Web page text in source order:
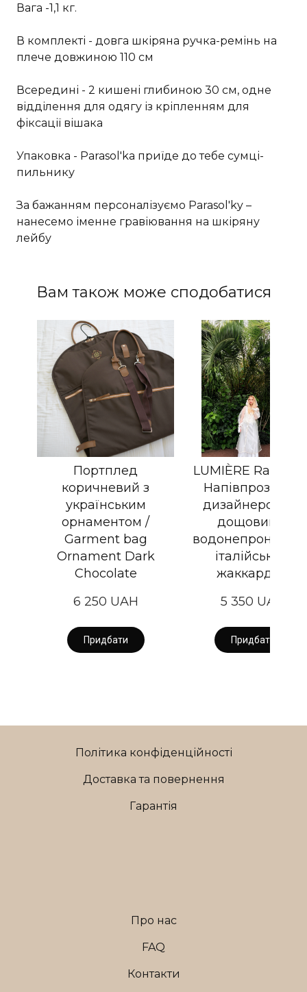
Вага -1,1 кг.
В комплекті - довга шкіряна ручка-ремінь на
плече довжиною 110 см
Всередині - 2 кишені глибиною 30 см, одне
відділення для одягу із кріпленням для
фіксації вішака
Упаковка - Parasol'ka приїде до тебе сумці-
пильнику
За бажанням персоналізуємо Parasol'ky –
нанесемо іменне гравіювання на шкіряну
лейбу
Вам також може сподобатися
Портплед
коричневий з
українським
орнаментом /
Garment bag
Ornament Dark
Chocolate
6 250 UAH
Придбати
LUMIÈRE
Напівпрозорий
дизайнерський
дощовик із
італійським
жаккардом
5 350 UAH
Придбати
Політика конфіденційності
Доставка та повернення
Гарантія
Про нас
FAQ
Контакти